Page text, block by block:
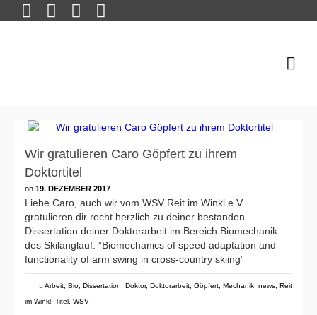
Wir gratulieren Caro Göpfert zu ihrem
Doktortitel
on 19. DEZEMBER 2017
Liebe Caro, auch wir vom WSV Reit im Winkl e.V.
gratulieren dir recht herzlich zu deiner bestanden
Dissertation deiner Doktorarbeit im Bereich Biomechanik
des Skilanglauf: ”Biomechanics of speed adaptation and
functionality of arm swing in cross-country skiing”
Arbeit Bio Dissertation Doktor, Doktorarbeit Göpfert Mechanik news Reit
im Winkl Titel WSV